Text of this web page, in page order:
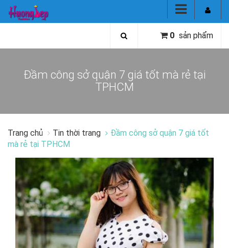
0 sản phẩm
Đầm công sở quận 7 giá tốt mà rẻ tại
TPHCM
Trang chủ Tin thời trang
Đầm công sở quận 7 giá tốt
mà rẻ tại TPHCM